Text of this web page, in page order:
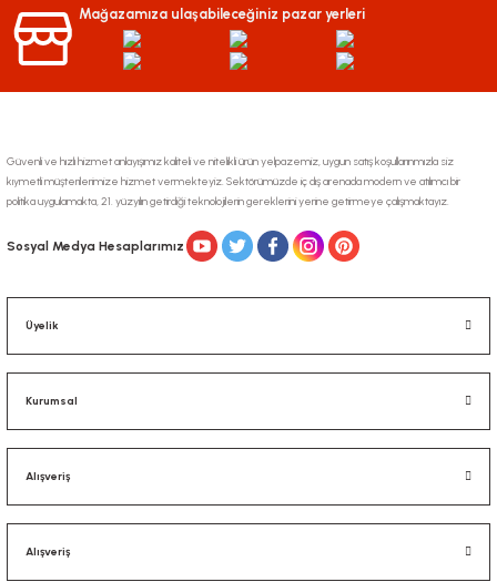
Ürün fiyatı diğer sitelerden daha pahalı.
Bu ürüne benzer farklı alternatifler olmalı.
Gönder
Mağazamıza ulaşabileceğiniz pazar yerleri
Güvenli ve hızlı hizmet anlayışımız kaliteli ve nitelikli ürün yelpazemiz, uygun satış koşullarınmızla siz
kıymetli müşterilerimize hizmet vermekteyiz. Sektörümüzde iç dış arenada modern ve atılımcı bir
politika uygulamakta, 21. yüzyılın getirdiği teknolojilerin gereklerini yerine getirmeye çalışmaktayız.
Sosyal Medya Hesaplarımız
Üyelik
Kurumsal
Alışveriş
Alışveriş